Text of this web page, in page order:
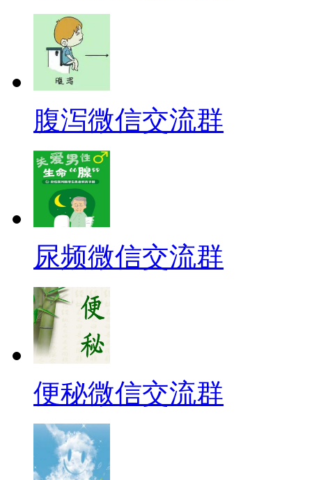
腹泻微信交流群
尿频微信交流群
便秘微信交流群